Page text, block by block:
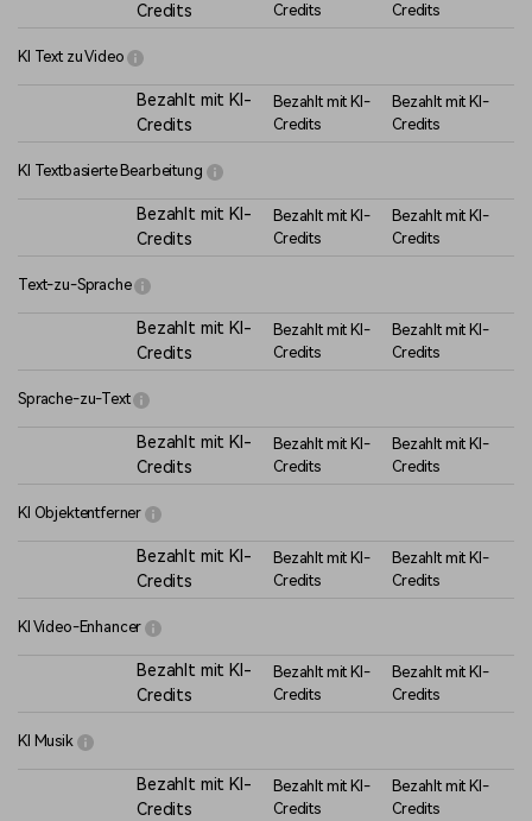
Credits
Credits
Credits
KI Text zu Video
Bezahlt mit KI-
Credits
Bezahlt mit KI-
Credits
Bezahlt mit KI-
Credits
KI Textbasierte Bearbeitung
Bezahlt mit KI-
Credits
Bezahlt mit KI-
Credits
Bezahlt mit KI-
Credits
Text-zu-Sprache
Bezahlt mit KI-
Credits
Bezahlt mit KI-
Credits
Bezahlt mit KI-
Credits
Sprache-zu-Text
Bezahlt mit KI-
Credits
Bezahlt mit KI-
Credits
Bezahlt mit KI-
Credits
KI Objektentferner
Bezahlt mit KI-
Credits
Bezahlt mit KI-
Credits
Bezahlt mit KI-
Credits
KI Video-Enhancer
Bezahlt mit KI-
Credits
Bezahlt mit KI-
Credits
Bezahlt mit KI-
Credits
KI Musik
Bezahlt mit KI-
Credits
Bezahlt mit KI-
Credits
Bezahlt mit KI-
Credits